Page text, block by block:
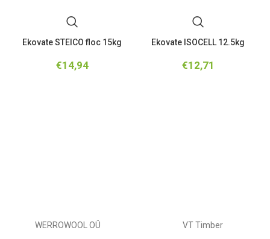
Ekovate STEICO floc 15kg
€14,94
Ekovate ISOCELL 12.5kg
€12,71
WERROWOOL OÜ VT Timber